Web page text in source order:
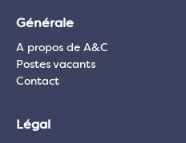
Générale
A propos de A&C
Postes vacants
Contact
Légal